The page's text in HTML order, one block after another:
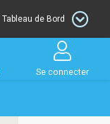
Tableau de Bord
Se connecter